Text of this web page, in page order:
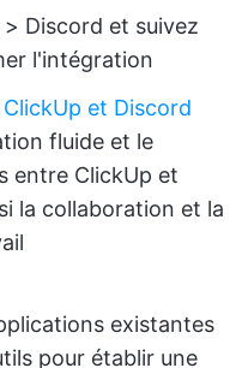
Discord et suivez
l'intégration
et Discord
fluide et le
entre ClickUp et
la collaboration et la
existantes
pour établir une